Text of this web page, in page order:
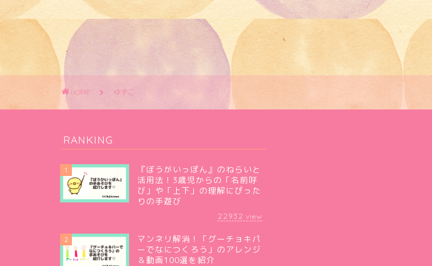
HOME ゆずこ
RANKING
1
『ぼうがいっぽん』のねらいと
活用法！3歳児からの「名前呼
び」や「上下」の理解にぴった
りの手遊び
22932 view
2
マンネリ解消！「グーチョキパ
ーでなにつくろう」のアレンジ
＆動画100選を紹介